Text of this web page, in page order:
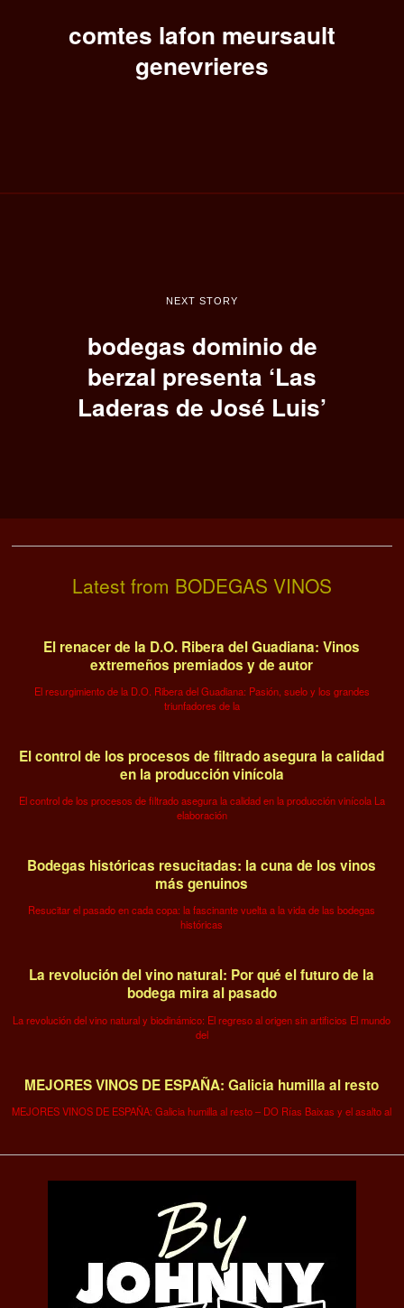
comtes lafon meursault
genevrieres
NEXT STORY
bodegas dominio de
berzal presenta ‘Las
Laderas de José Luis’
Latest from BODEGAS VINOS
El renacer de la D.O. Ribera del Guadiana: Vinos
extremeños premiados y de autor
El resurgimiento de la D.O. Ribera del Guadiana: Pasión, suelo y los grandes
triunfadores de la
El control de los procesos de filtrado asegura la calidad
en la producción vinícola
El control de los procesos de filtrado asegura la calidad en la producción vinícola La
elaboración
Bodegas históricas resucitadas: la cuna de los vinos
más genuinos
Resucitar el pasado en cada copa: la fascinante vuelta a la vida de las bodegas
históricas
La revolución del vino natural: Por qué el futuro de la
bodega mira al pasado
La revolución del vino natural y biodinámico: El regreso al origen sin artificios El mundo
del
MEJORES VINOS DE ESPAÑA: Galicia humilla al resto
MEJORES VINOS DE ESPAÑA: Galicia humilla al resto – DO Rías Baixas y el asalto al